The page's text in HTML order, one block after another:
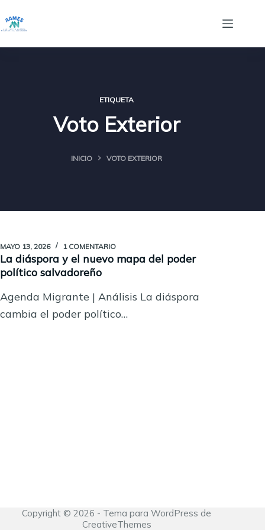
al
ETIQUETA
Voto Exterior
INICIO VOTO EXTERIOR
MAYO 13, 2026 1 COMENTARIO
La diáspora y el nuevo mapa del poder
político salvadoreño
Agenda Migrante | Análisis La diáspora
cambia el poder político…
Copyright © 2026 - Tema para WordPress de
CreativeThemes